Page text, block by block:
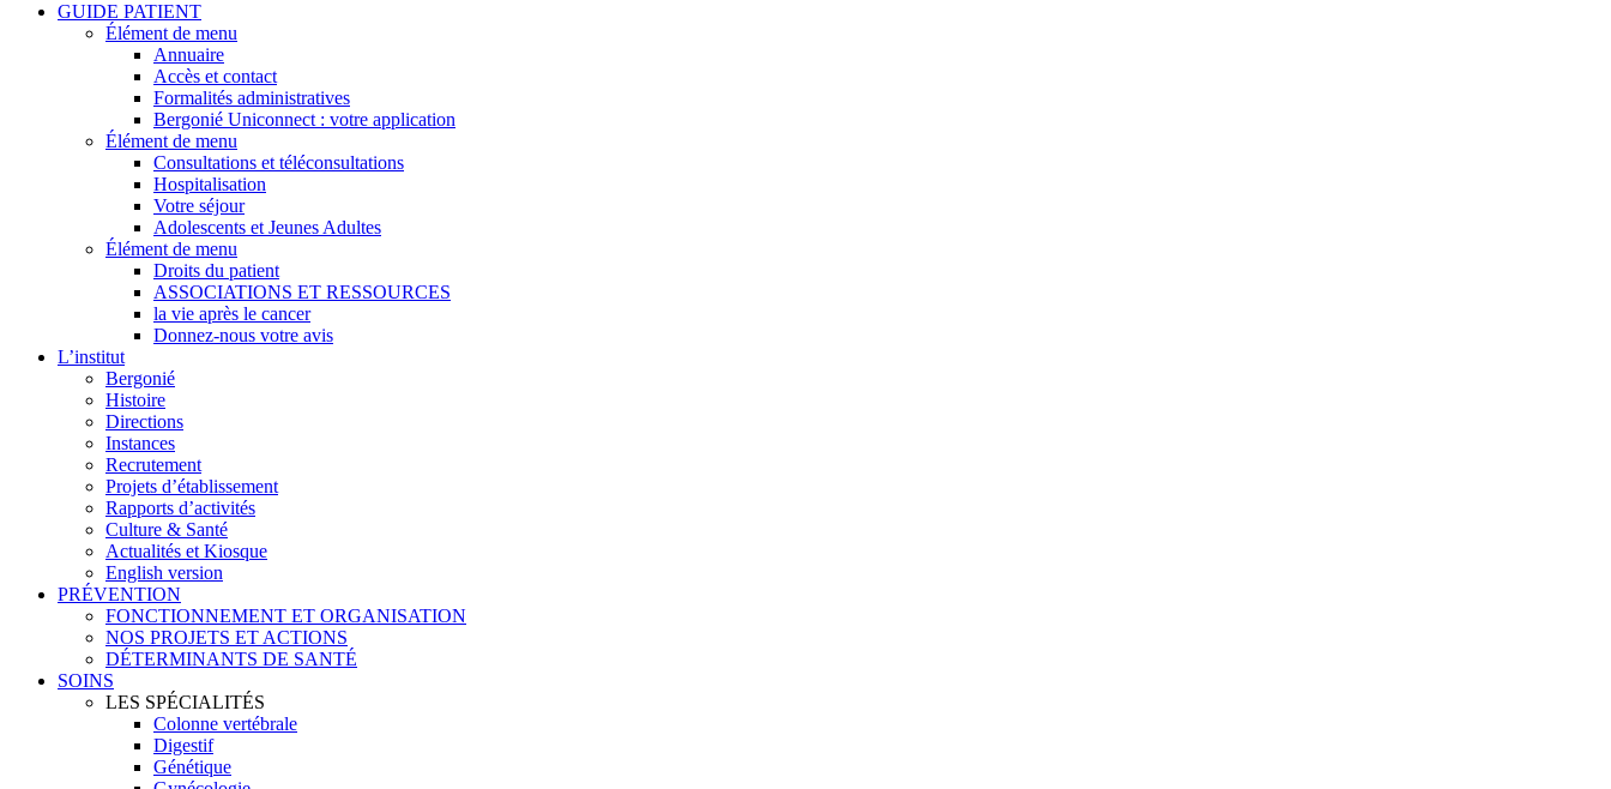
GUIDE PATIENT
Élément de menu
Annuaire
Accès et contact
Formalités administratives
Bergonié Uniconnect : votre application
Élément de menu
Consultations et téléconsultations
Hospitalisation
Votre séjour
Adolescents et Jeunes Adultes
Élément de menu
Droits du patient
ASSOCIATIONS ET RESSOURCES
la vie après le cancer
Donnez-nous votre avis
L’institut
Bergonié
Histoire
Directions
Instances
Recrutement
Projets d’établissement
Rapports d’activités
Culture & Santé
Actualités et Kiosque
English version
PRÉVENTION
FONCTIONNEMENT ET ORGANISATION
NOS PROJETS ET ACTIONS
DÉTERMINANTS DE SANTÉ
SOINS
LES SPÉCIALITÉS
Colonne vertébrale
Digestif
Génétique